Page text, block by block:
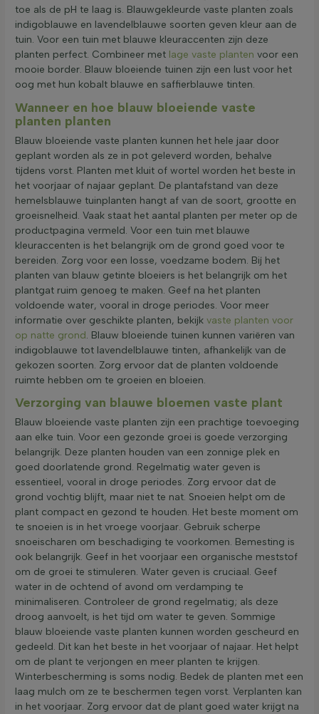
toe als de pH te laag is. Blauwgekleurde vaste planten zoals
indigoblauwe en lavendelblauwe soorten geven kleur aan de
tuin. Voor een tuin met blauwe kleuraccenten zijn deze
planten perfect. Combineer met lage vaste planten voor een
mooie border. Blauw bloeiende tuinen zijn een lust voor het
oog met hun kobalt blauwe en saffierblauwe tinten.
Wanneer en hoe blauw bloeiende vaste
planten planten
Blauw bloeiende vaste planten kunnen het hele jaar door
geplant worden als ze in pot geleverd worden, behalve
tijdens vorst. Planten met kluit of wortel worden het beste in
het voorjaar of najaar geplant. De plantafstand van deze
hemelsblauwe tuinplanten hangt af van de soort, grootte en
groeisnelheid. Vaak staat het aantal planten per meter op de
productpagina vermeld. Voor een tuin met blauwe
kleuraccenten is het belangrijk om de grond goed voor te
bereiden. Zorg voor een losse, voedzame bodem. Bij het
planten van blauw getinte bloeiers is het belangrijk om het
plantgat ruim genoeg te maken. Geef na het planten
voldoende water, vooral in droge periodes. Voor meer
informatie over geschikte planten, bekijk vaste planten voor
op natte grond. Blauw bloeiende tuinen kunnen variëren van
indigoblauwe tot lavendelblauwe tinten, afhankelijk van de
gekozen soorten. Zorg ervoor dat de planten voldoende
ruimte hebben om te groeien en bloeien.
Verzorging van blauwe bloemen vaste plant
Blauw bloeiende vaste planten zijn een prachtige toevoeging
aan elke tuin. Voor een gezonde groei is goede verzorging
belangrijk. Deze planten houden van een zonnige plek en
goed doorlatende grond. Regelmatig water geven is
essentieel, vooral in droge periodes. Zorg ervoor dat de
grond vochtig blijft, maar niet te nat. Snoeien helpt om de
plant compact en gezond te houden. Het beste moment om
te snoeien is in het vroege voorjaar. Gebruik scherpe
snoeischaren om beschadiging te voorkomen. Bemesting is
ook belangrijk. Geef in het voorjaar een organische meststof
om de groei te stimuleren. Water geven is cruciaal. Geef
water in de ochtend of avond om verdamping te
minimaliseren. Controleer de grond regelmatig; als deze
droog aanvoelt, is het tijd om water te geven. Sommige
blauw bloeiende vaste planten kunnen worden gescheurd en
gedeeld. Dit kan het beste in het voorjaar of najaar. Het helpt
om de plant te verjongen en meer planten te krijgen.
Winterbescherming is soms nodig. Bedek de planten met een
laag mulch om ze te beschermen tegen vorst. Verplanten kan
in het voorjaar. Zorg ervoor dat de plant goed water krijgt na